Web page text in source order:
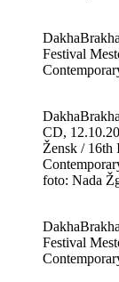
Festival
CD,
Žensk / 16th
foto: Nada
Festival